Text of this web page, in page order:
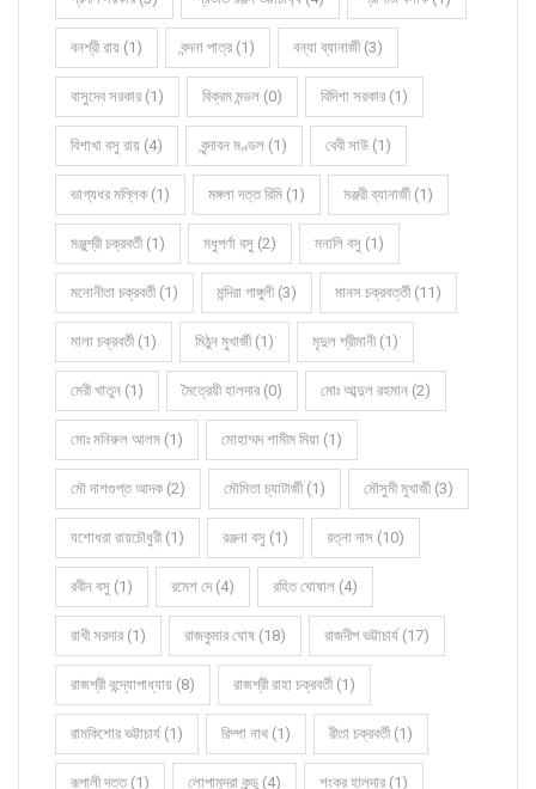
বনশ্রী রায় (1) বন্দনা পাত্র (1) বন্যা ব্যানার্জী (3)
বাসুদেব সরকার (1) বিক্রম মন্ডল (0) বিদিশা সরকার (1)
বিশাখা বসু রায় (4) বৃন্দাবন মণ্ডল (1) বেবী সাউ (1)
ভাগ্যধর মল্লিক (1) মঙ্গলা দত্ত রিমি (1) মঞ্জরী ব্যানার্জী (1)
মঞ্জুশ্রী চক্রবর্তী (1) মধুপর্ণা বসু (2) মনালি বসু (1)
মনোনীতা চক্রবর্তী (1) মন্দিরা গাঙ্গুলী (3) মানস চক্রবর্ত্তী (11)
মালা চক্রবর্তী (1) মিঠুন মুখার্জী (1) মৃদুল শ্রীমানী (1)
মেরী খাতুন (1) মৈত্রেয়ী হালদার (0) মোঃ আব্দুল রহমান (2)
মোঃ মনিরুল আলম (1) মোহাম্মদ শামীম মিয়া (1)
মৌ দাশগুপ্ত আদক (2) মৌমিতা চ্যাটার্জী (1) মৌসুমী মুখার্জী (3)
যশোধরা রায়চৌধুরী (1) রঞ্জনা বসু (1) রত্না দাস (10)
রবীন বসু (1) রমেশ দে (4) রহিত ঘোষাল (4)
রাখী সরদার (1) রাজকুমার ঘোষ (18) রাজদীপ ভট্টাচার্য (17)
রাজশ্রী বন্দ্যোপাধ্যায় (8) রাজশ্রী রাহা চক্রবর্তী (1)
রামকিশোর ভট্টাচার্য (1) রিম্পা নাথ (1) রীতা চক্রবর্তী (1)
রূপালী দত্ত (1) লোপামুদ্রা কুন্ডু (4) শংকর হালদার (1)